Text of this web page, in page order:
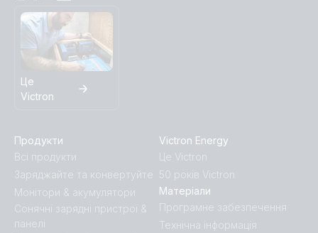
Це
Victron
Продукти
Всі продукти
Заряджайте та конвертуйте
Монітори & акумулятори
Сонячні зарядні пристрої &
панелі
Victron Energy
Це Victron
50 років Victron
Матеріали
Програмне забезпечення
Технічна інформація